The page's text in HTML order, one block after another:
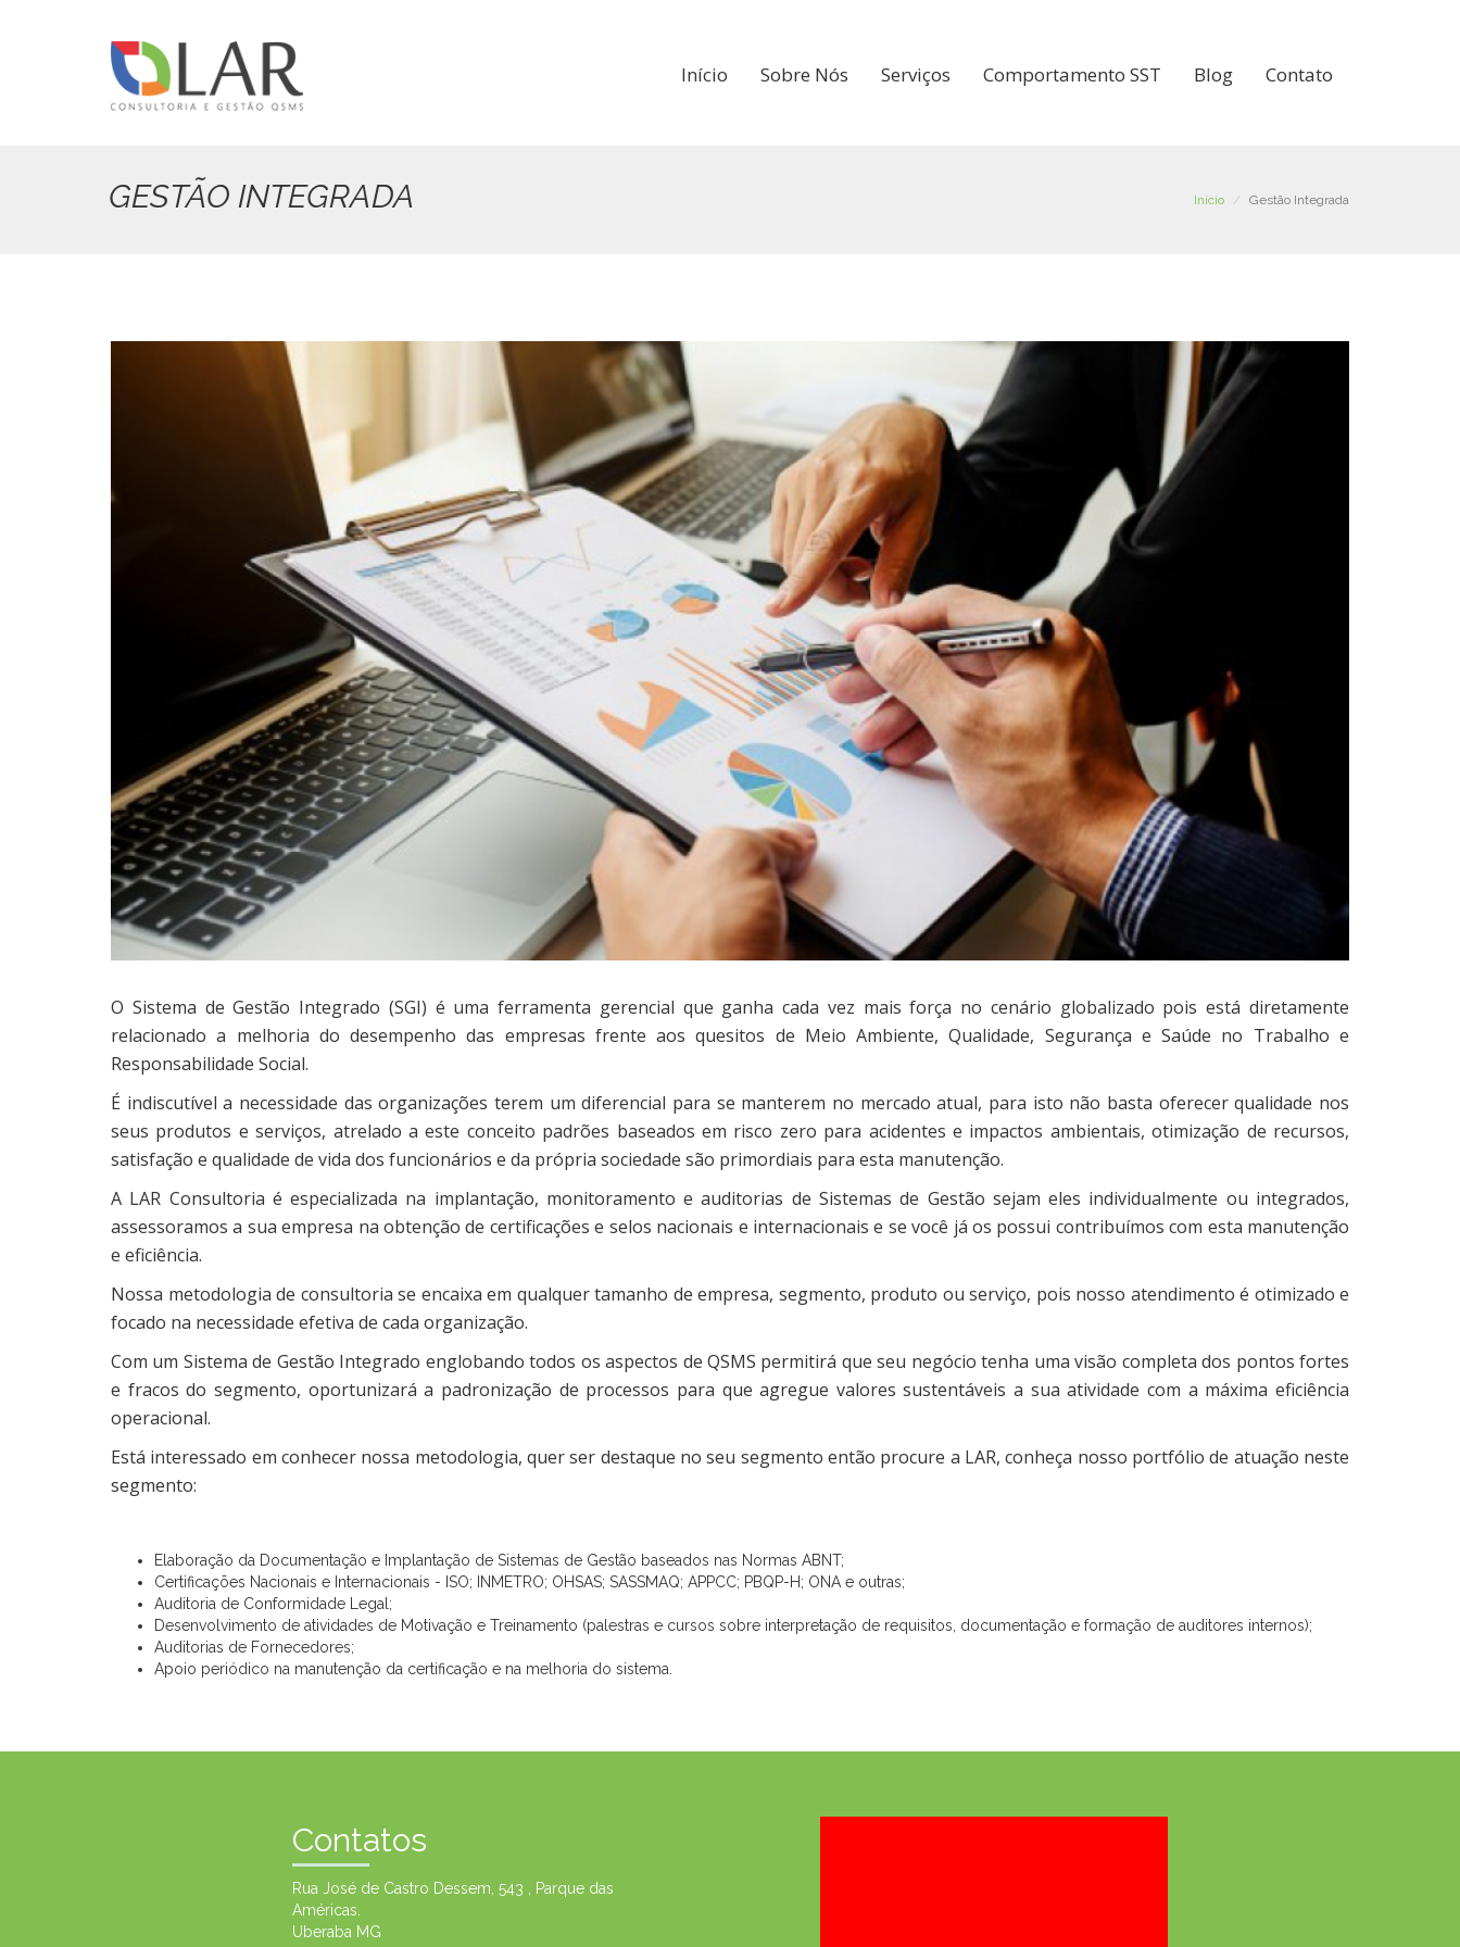
Início Sobre Nós Serviços Comportamento SST Blog Contato
GESTÃO INTEGRADA Início Gestão Integrada
O Sistema de Gestão Integrado (SGI) é uma ferramenta gerencial que ganha cada vez mais força no cenário globalizado pois está diretamente
relacionado a melhoria do desempenho das empresas frente aos quesitos de Meio Ambiente, Qualidade, Segurança e Saúde no Trabalho e
Responsabilidade Social.
É indiscutível a necessidade das organizações terem um diferencial para se manterem no mercado atual, para isto não basta oferecer qualidade nos
seus produtos e serviços, atrelado a este conceito padrões baseados em risco zero para acidentes e impactos ambientais, otimização de recursos,
satisfação e qualidade de vida dos funcionários e da própria sociedade são primordiais para esta manutenção.
A LAR Consultoria é especializada na implantação, monitoramento e auditorias de Sistemas de Gestão sejam eles individualmente ou integrados,
assessoramos a sua empresa na obtenção de certificações e selos nacionais e internacionais e se você já os possui contribuímos com esta manutenção
e eficiência.
Nossa metodologia de consultoria se encaixa em qualquer tamanho de empresa, segmento, produto ou serviço, pois nosso atendimento é otimizado e
focado na necessidade efetiva de cada organização.
Com um Sistema de Gestão Integrado englobando todos os aspectos de QSMS permitirá que seu negócio tenha uma visão completa dos pontos fortes
e fracos do segmento, oportunizará a padronização de processos para que agregue valores sustentáveis a sua atividade com a máxima eficiência
operacional.
Está interessado em conhecer nossa metodologia, quer ser destaque no seu segmento então procure a LAR, conheça nosso portfólio de atuação neste
segmento:
Elaboração da Documentação e Implantação de Sistemas de Gestão baseados nas Normas ABNT;
Certificações Nacionais e Internacionais - ISO; INMETRO; OHSAS; SASSMAQ; APPCC; PBQP-H; ONA e outras;
Auditoria de Conformidade Legal;
Desenvolvimento de atividades de Motivação e Treinamento (palestras e cursos sobre interpretação de requisitos, documentação e formação de auditores internos);
Auditorias de Fornecedores;
Apoio periódico na manutenção da certificação e na melhoria do sistema.
Contatos
Rua José de Castro Dessem, 543 , Parque das
Américas.
Uberaba MG